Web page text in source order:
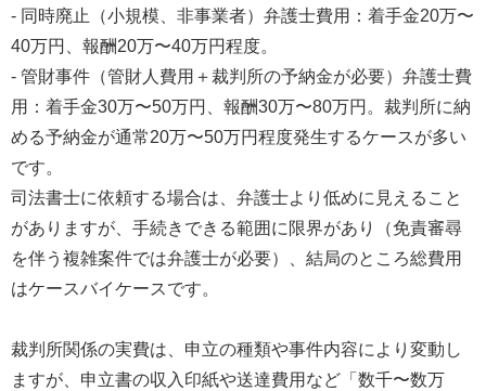
- 同時廃止（小規模、非事業者）弁護士費用：着手金20万〜
40万円、報酬20万〜40万円程度。
- 管財事件（管財人費用＋裁判所の予納金が必要）弁護士費
用：着手金30万〜50万円、報酬30万〜80万円。裁判所に納
める予納金が通常20万〜50万円程度発生するケースが多い
です。
司法書士に依頼する場合は、弁護士より低めに見えること
がありますが、手続きできる範囲に限界があり（免責審尋
を伴う複雑案件では弁護士が必要）、結局のところ総費用
はケースバイケースです。
裁判所関係の実費は、申立の種類や事件内容により変動し
ますが、申立書の収入印紙や送達費用など「数千〜数万